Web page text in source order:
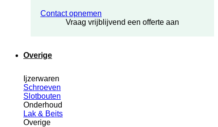
Contact opnemen
Vraag vrijblijvend een offerte aan
Overige
Ijzerwaren
Schroeven
Slotbouten
Onderhoud
Lak & Beits
Overige